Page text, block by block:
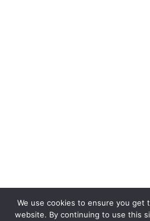
We use cookies to ensure you get
website. By continuing to use this